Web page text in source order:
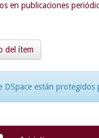
en publicaciones
del ítem
DSpace están